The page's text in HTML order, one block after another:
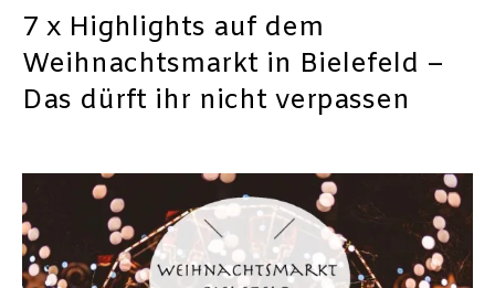
7 x Highlights auf dem
Weihnachtsmarkt in Bielefeld –
Das dürft ihr nicht verpassen